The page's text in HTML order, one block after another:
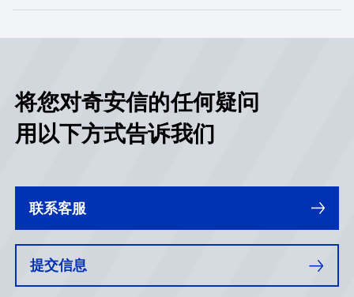
度》（简称《报告》），详细概述
将您对奇安信的任何疑问
用以下方式告诉我们
联系客服
提交信息